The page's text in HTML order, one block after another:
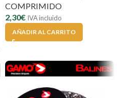
COMPRIMIDO
2,30€ IVA incluido
AÑADIR AL CARRITO